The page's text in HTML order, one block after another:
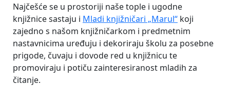
Najčešće se u prostoriji naše tople i ugodne
knjižnice sastaju i Mladi knjižničari „Marul“ koji
zajedno s našom knjižničarkom i predmetnim
nastavnicima uređuju i dekoriraju školu za posebne
prigode, čuvaju i dovode red u knjižnicu te
promoviraju i potiču zainteresiranost mladih za
čitanje.